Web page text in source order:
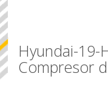
Hyundai-19-
Compresor